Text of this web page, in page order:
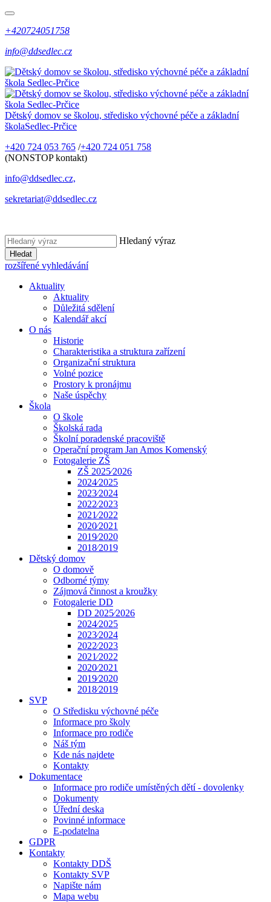
+420724051758
info@ddsedlec.cz
Dětský domov se školou, středisko výchovné péče a základní
školaSedlec-Prčice
+420 724 053 765 /+420 724 051 758
(NONSTOP kontakt)
info@ddsedlec.cz,
sekretariat@ddsedlec.cz
Hledaný výraz
Hledat
rozšířené vyhledávání
Aktuality
Aktuality
Důležitá sdělení
Kalendář akcí
O nás
Historie
Charakteristika a struktura zařízení
Organizační struktura
Volné pozice
Prostory k pronájmu
Naše úspěchy
Škola
O škole
Školská rada
Školní poradenské pracoviště
Operační program Jan Amos Komenský
Fotogalerie ZŠ
ZŠ 2025⁄2026
2024⁄2025
2023⁄2024
2022⁄2023
2021⁄2022
2020⁄2021
2019⁄2020
2018⁄2019
Dětský domov
O domově
Odborné týmy
Zájmová činnost a kroužky
Fotogalerie DD
DD 2025⁄2026
2024⁄2025
2023⁄2024
2022⁄2023
2021⁄2022
2020⁄2021
2019⁄2020
2018⁄2019
SVP
O Středisku výchovné péče
Informace pro školy
Informace pro rodiče
Náš tým
Kde nás najdete
Kontakty
Dokumentace
Informace pro rodiče umístěných dětí - dovolenky
Dokumenty
Úřední deska
Povinné informace
E-podatelna
GDPR
Kontakty
Kontakty DDŠ
Kontakty SVP
Napište nám
Mapa webu